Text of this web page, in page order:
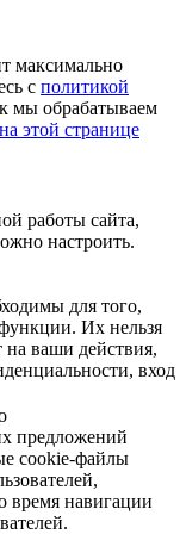
максимально
с политикой
мы обрабатываем
на этой странице
работы сайта,
настроить.
для того,
Их нельзя
на ваши действия,
вход
предложений
cookie-файлы
время навигации